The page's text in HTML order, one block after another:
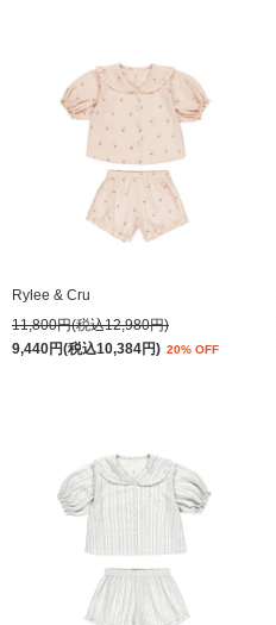
Rylee & Cru
11,800円(税込12,980円)
9,440円(税込10,384円) 20% OFF